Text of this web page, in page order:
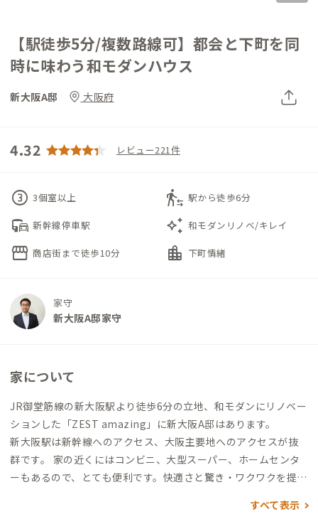
【駅徒歩5分/複数路線可】都会と下町を同
時に味わう和モダンハウス
新大阪A邸 大阪府
4.32 レビュー221件
counter_3 3個室以上 transfer_within_a_station 駅から徒歩6分
commute 新幹線停車駅 auto_awesome 和モダンリノベ/キレイ
storefront 商店街まで徒歩10分 location_city 下町情緒
家守
新大阪A邸家守
家について
JR御堂筋線の新大阪駅より徒歩6分の立地、和モダンにリノベー
ションした「ZEST amazing」に新大阪A邸はあります。
新大阪駅は新幹線へのアクセス、大阪主要地へのアクセスが抜
群です。 家の近くにはコンビニ、大型スーパー、ホームセンタ
ーもあるので、とても便利です。快適さと驚き・ワクワクを提供
すべて表示